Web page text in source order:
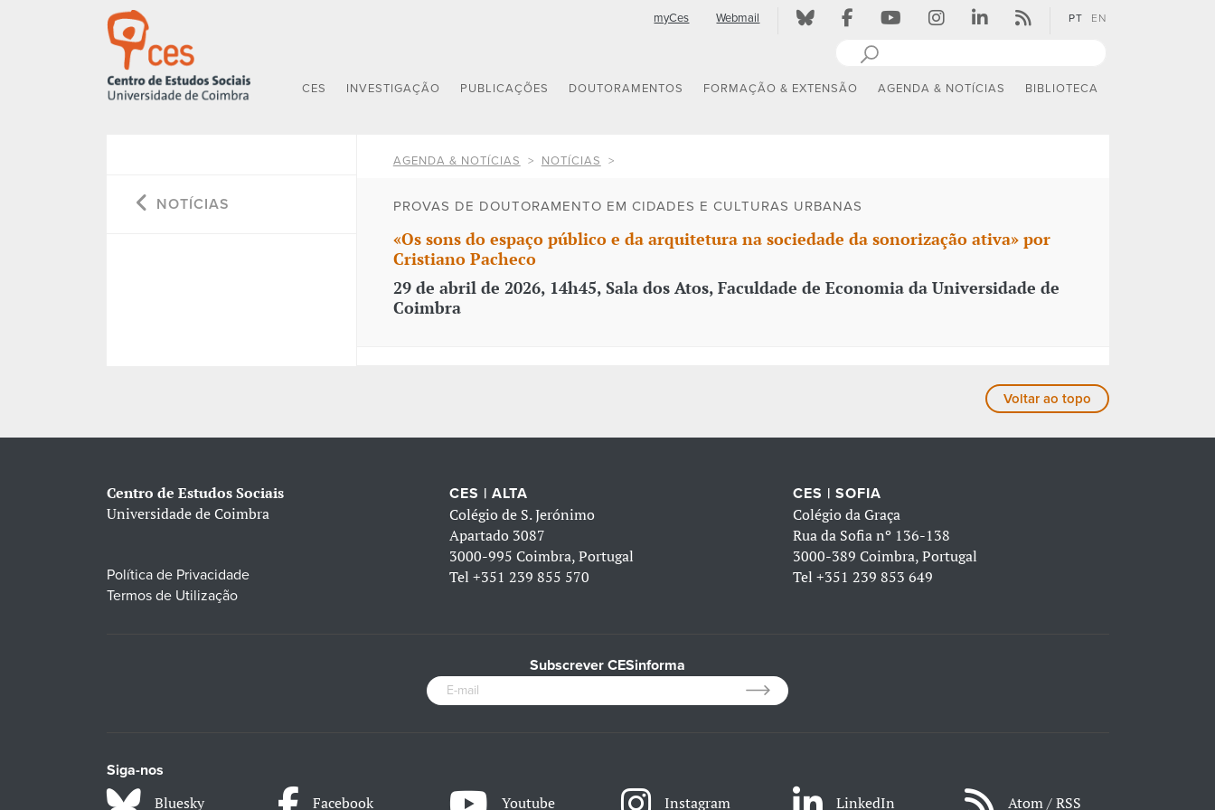
myCes Webmail PT EN
CES INVESTIGAÇÃO PUBLICAÇÕES DOUTORAMENTOS FORMAÇÃO & EXTENSÃO AGENDA & NOTÍCIAS BIBLIOTECA
NOTÍCIAS
AGENDA & NOTÍCIAS NOTÍCIAS
PROVAS DE DOUTORAMENTO EM CIDADES E CULTURAS URBANAS
«Os sons do espaço público e da arquitetura na sociedade da sonorização ativa» por
Cristiano Pacheco
29 de abril de 2026, 14h45, Sala dos Atos, Faculdade de Economia da Universidade de
Coimbra
Voltar ao topo
Centro de Estudos Sociais
Universidade de Coimbra
Política de Privacidade
Termos de Utilização
CES | ALTA
Colégio de S. Jerónimo
Apartado 3087
3000-995 Coimbra, Portugal
Tel+351 239 855 570
CES | SOFIA
Colégio da Graça
Rua da Sofia nº 136-138
3000-389 Coimbra, Portugal
Tel +351 239 853 649
Subscrever CESinforma
Siga-nos
Bluesky Facebook Youtube Instagram LinkedIn Atom / RSS